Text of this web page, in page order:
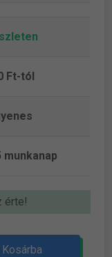
Ft-tól
munkanap
érte!